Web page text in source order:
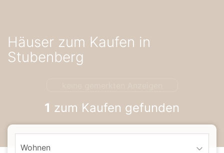
zur
Navigation
zum
Häuser zum Kaufen in
Stubenberg
1 zum Kaufen gefunden
Wohnen